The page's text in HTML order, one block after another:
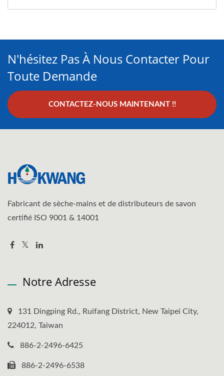
N'hésitez Pas À Nous Contacter Pour
Toute Demande
CONTACTEZ-NOUS MAINTENANT !!
Fabricant de sèche-mains et de distributeurs de savon
certifié ISO 9001 & 14001
Notre Adresse
131 Dingping Rd., Ruifang District, New Taipei City,
224012, Taiwan
886-2-2496-6425
886-2-2496-6538